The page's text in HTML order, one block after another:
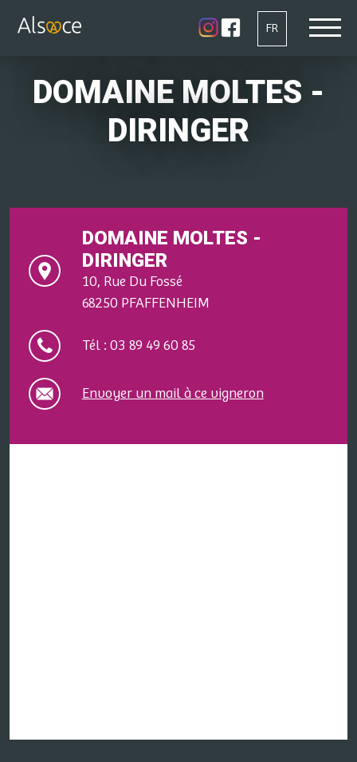
FR
DOMAINE MOLTES -
DIRINGER
DOMAINE MOLTES -
DIRINGER
10, Rue Du Fossé
68250 PFAFFENHEIM
Tél : 03 89 49 60 85
Envoyer un mail à ce vigneron